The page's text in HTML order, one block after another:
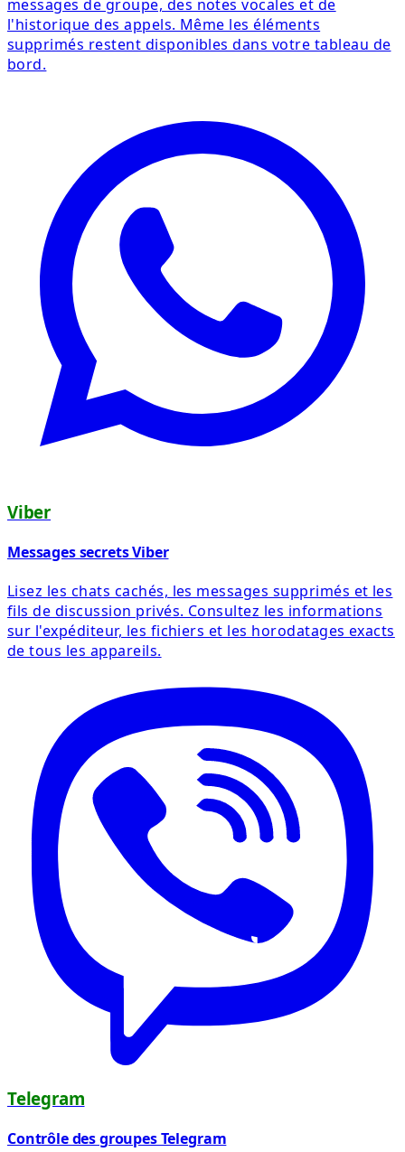
messages de groupe, des notes vocales et de
l'historique des appels. Même les éléments
supprimés restent disponibles dans votre tableau de
bord.
Viber
Messages secrets Viber
Lisez les chats cachés, les messages supprimés et les
fils de discussion privés. Consultez les informations
sur l'expéditeur, les fichiers et les horodatages exacts
de tous les appareils.
Telegram
Contrôle des groupes Telegram